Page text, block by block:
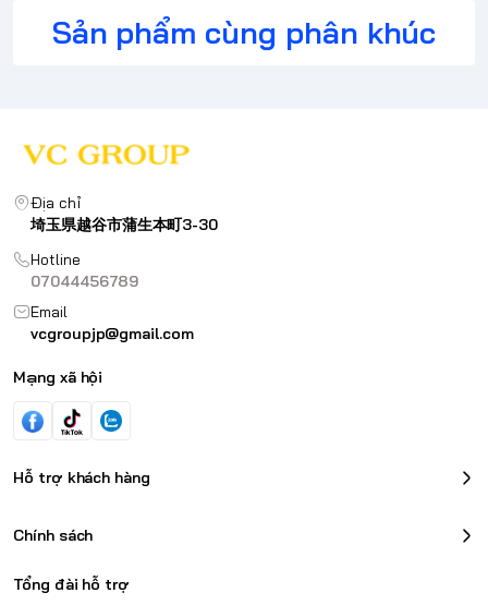
Sản phẩm cùng phân khúc
Địa chỉ
埼玉県越谷市蒲生本町3-30
Hotline
07044456789
Email
vcgroupjp@gmail.com
Mạng xã hội
Hỗ trợ khách hàng
Chính sách
Tổng đài hỗ trợ